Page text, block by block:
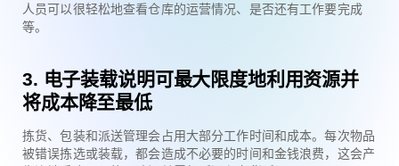
人员可以很轻松地查看仓库的运营情况、是否还有工作要完成
等。
3. 电子装载说明可最大限度地利用资源并
将成本降至最低
拣货、包装和派送管理会占用大部分工作时间和成本。每次物品
被错误拣选或装载，都会造成不必要的时间和金钱浪费，这会产